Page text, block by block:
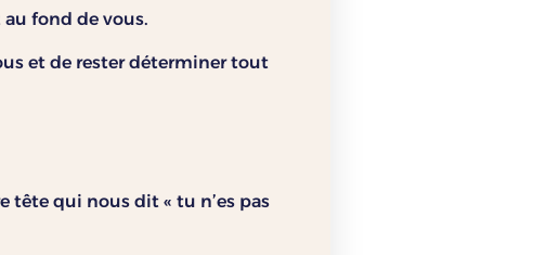
au fond de vous.
et de rester déterminer tout
tête qui nous dit « tu n’es pas